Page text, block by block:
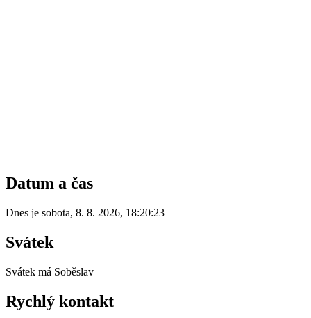
Datum a čas
Dnes je sobota, 8. 8. 2026, 18:20:23
Svátek
Svátek má Soběslav
Rychlý kontakt